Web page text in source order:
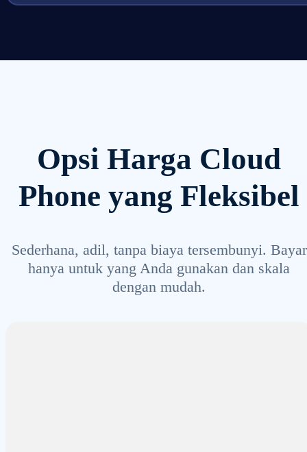
Opsi Harga Cloud
Phone yang Fleksibel
Sederhana, adil, tanpa biaya tersembunyi. Bayar
hanya untuk yang Anda gunakan dan skala
dengan mudah.